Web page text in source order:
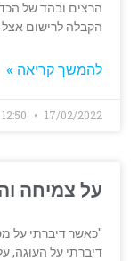
הרצים ובהד של
הקבלה לרישום
להמשך קריאה »
17/02/2022
על צמיחה
"כאשר דיברתי על
דיברתי על העוגה,